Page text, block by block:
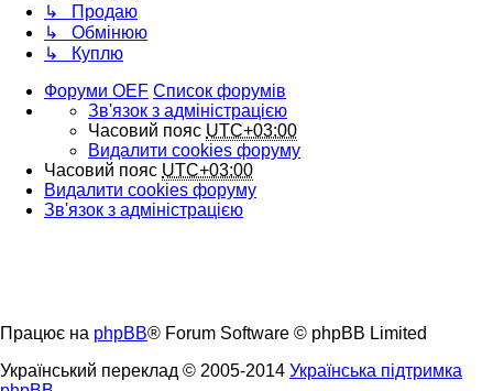
↳ Продаю
↳ Обмінюю
↳ Куплю
Форуми OEF Список форумів
Зв'язок з адміністрацією
Часовий пояс UTC+03:00
Видалити cookies форуму
Часовий пояс UTC+03:00
Видалити cookies форуму
Зв'язок з адміністрацією
Працює на phpBB® Forum Software © phpBB Limited
Український переклад © 2005-2014 Українська підтримка